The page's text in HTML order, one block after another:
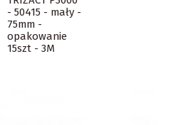
- 50415 - mały -
75mm -
opakowanie
15szt - 3M